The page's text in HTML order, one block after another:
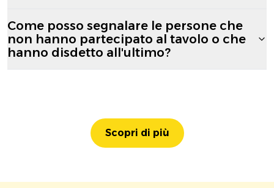
Come posso segnalare le persone che
non hanno partecipato al tavolo o che
hanno disdetto all'ultimo?
Scopri di più